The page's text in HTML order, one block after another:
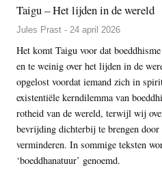
Taigu – Het lijden in de wereld
Jules Prast - 24 april 2026
Het komt Taigu voor dat
en te weinig over het lijden in de
opgelost voordat iemand zich in
existentiële kerndilemma van
rotheid van de wereld, terwijl wij
bevrijding dichterbij te brengen
verminderen. In sommige teksten
‘boeddhanatuur’ genoemd.